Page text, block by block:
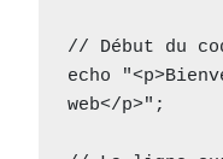
// Début du
echo
web</p>";